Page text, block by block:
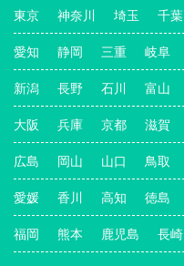
東京 神奈川 埼玉 千葉
愛知 静岡 三重 岐阜
新潟 長野 石川 富山
大阪 兵庫 京都 滋賀
広島 岡山 山口 鳥取
愛媛 香川 高知 徳島
福岡 熊本 鹿児島 長崎